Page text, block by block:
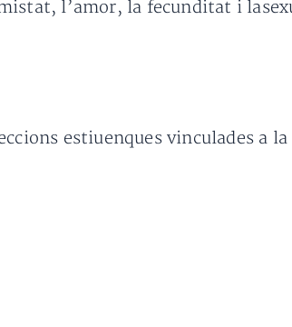
l’amor, la fecunditat i
estiuenques vinculades a